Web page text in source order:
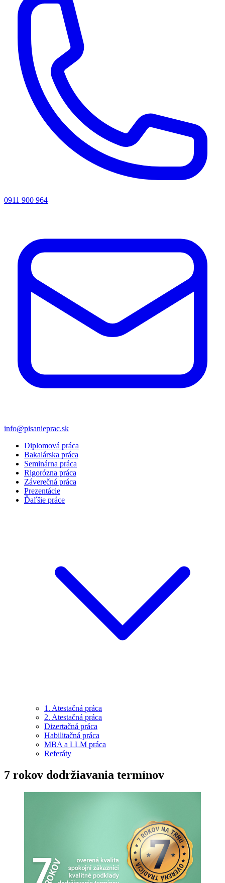
0911 900 964
info@pisanieprac.sk
Diplomová práca
Bakalárska práca
Seminárna práca
Rigorózna práca
Záverečná práca
Prezentácie
Ďaľšie práce
1. Atestačná práca
2. Atestačná práca
Dizertačná práca
Habilitačná práca
MBA a LLM práca
Referáty
7 rokov dodržiavania termínov